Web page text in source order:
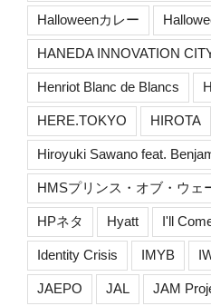
Halloweenカレー
HANEDA INNOVATION
Henriot Blanc de Blancs
HERE.TOKYO HIROTA
Hiroyuki Sawano feat.
HMSプリンス・オブ・ウェ
HPネタ Hyatt I'll
Identity Crisis IMYB
JAEPO JAL JAM